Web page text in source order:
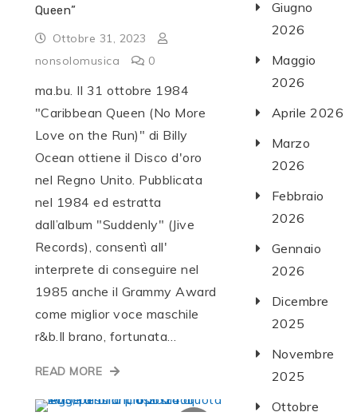
Queen”
Ottobre 31, 2023
nonsolomusica
0
ma.bu. Il 31 ottobre 1984
"Caribbean Queen (No More
Love on the Run)" di Billy
Ocean ottiene il Disco d'oro
nel Regno Unito. Pubblicata
nel 1984 ed estratta
dall’album "Suddenly" (Jive
Records), consentì all'
interprete di conseguire nel
1985 anche il Grammy Award
come miglior voce maschile
r&b.Il brano, fortunata…
READ MORE
Giugno
2026
Maggio
2026
Aprile 2026
Marzo
2026
Febbraio
2026
Gennaio
2026
Dicembre
2025
Novembre
2025
Ottobre